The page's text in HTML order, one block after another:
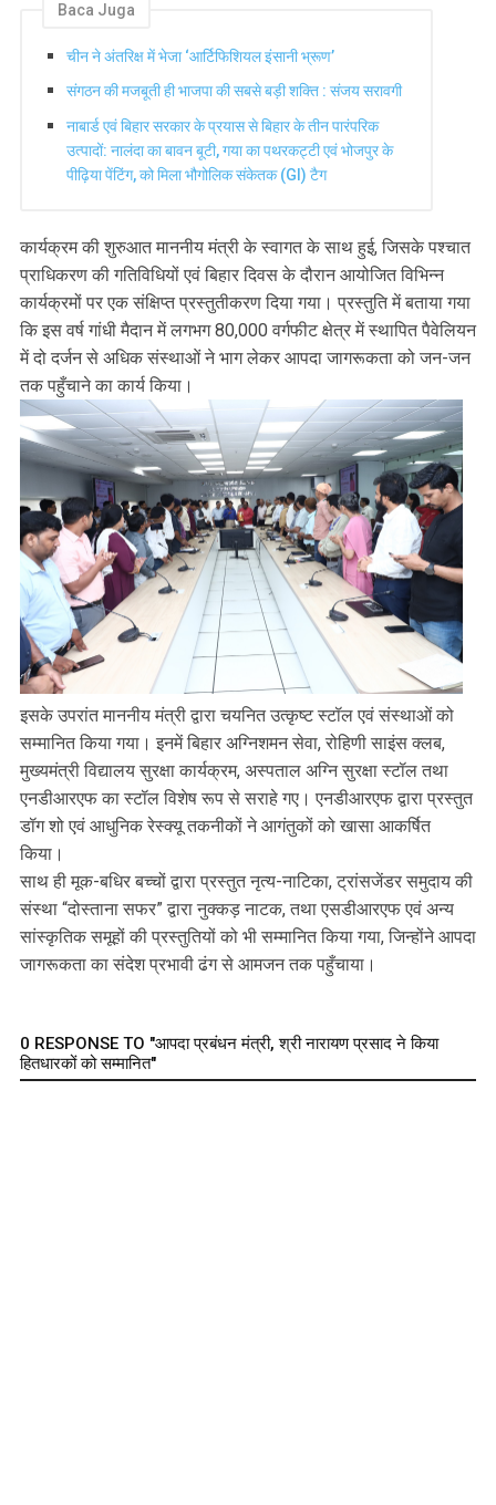
Baca Juga
चीन ने अंतरिक्ष में भेजा ‘आर्टिफिशियल इंसानी भ्रूण’
संगठन की मजबूती ही भाजपा की सबसे बड़ी शक्ति : संजय सरावगी
नाबार्ड एवं बिहार सरकार के प्रयास से बिहार के तीन पारंपरिक
उत्पादों: नालंदा का बावन बूटी, गया का पथरकट्टी एवं भोजपुर के
पीढ़िया पेंटिंग, को मिला भौगोलिक संकेतक (GI) टैग
कार्यक्रम की शुरुआत माननीय मंत्री के स्वागत के साथ हुई, जिसके पश्चात
प्राधिकरण की गतिविधियों एवं बिहार दिवस के दौरान आयोजित विभिन्न
कार्यक्रमों पर एक संक्षिप्त प्रस्तुतीकरण दिया गया। प्रस्तुति में बताया गया
कि इस वर्ष गांधी मैदान में लगभग 80,000 वर्गफीट क्षेत्र में स्थापित पैवेलियन
में दो दर्जन से अधिक संस्थाओं ने भाग लेकर आपदा जागरूकता को जन-जन
तक पहुँचाने का कार्य किया।
इसके उपरांत माननीय मंत्री द्वारा चयनित उत्कृष्ट स्टॉल एवं संस्थाओं को
सम्मानित किया गया। इनमें बिहार अग्निशमन सेवा, रोहिणी साइंस क्लब,
मुख्यमंत्री विद्यालय सुरक्षा कार्यक्रम, अस्पताल अग्नि सुरक्षा स्टॉल तथा
एनडीआरएफ का स्टॉल विशेष रूप से सराहे गए। एनडीआरएफ द्वारा प्रस्तुत
डॉग शो एवं आधुनिक रेस्क्यू तकनीकों ने आगंतुकों को खासा आकर्षित
किया।
साथ ही मूक-बधिर बच्चों द्वारा प्रस्तुत नृत्य-नाटिका, ट्रांसजेंडर समुदाय की
संस्था “दोस्ताना सफर” द्वारा नुक्कड़ नाटक, तथा एसडीआरएफ एवं अन्य
सांस्कृतिक समूहों की प्रस्तुतियों को भी सम्मानित किया गया, जिन्होंने आपदा
जागरूकता का संदेश प्रभावी ढंग से आमजन तक पहुँचाया।
0 RESPONSE TO "आपदा प्रबंधन मंत्री, श्री नारायण प्रसाद ने किया
हितधारकों को सम्मानित"